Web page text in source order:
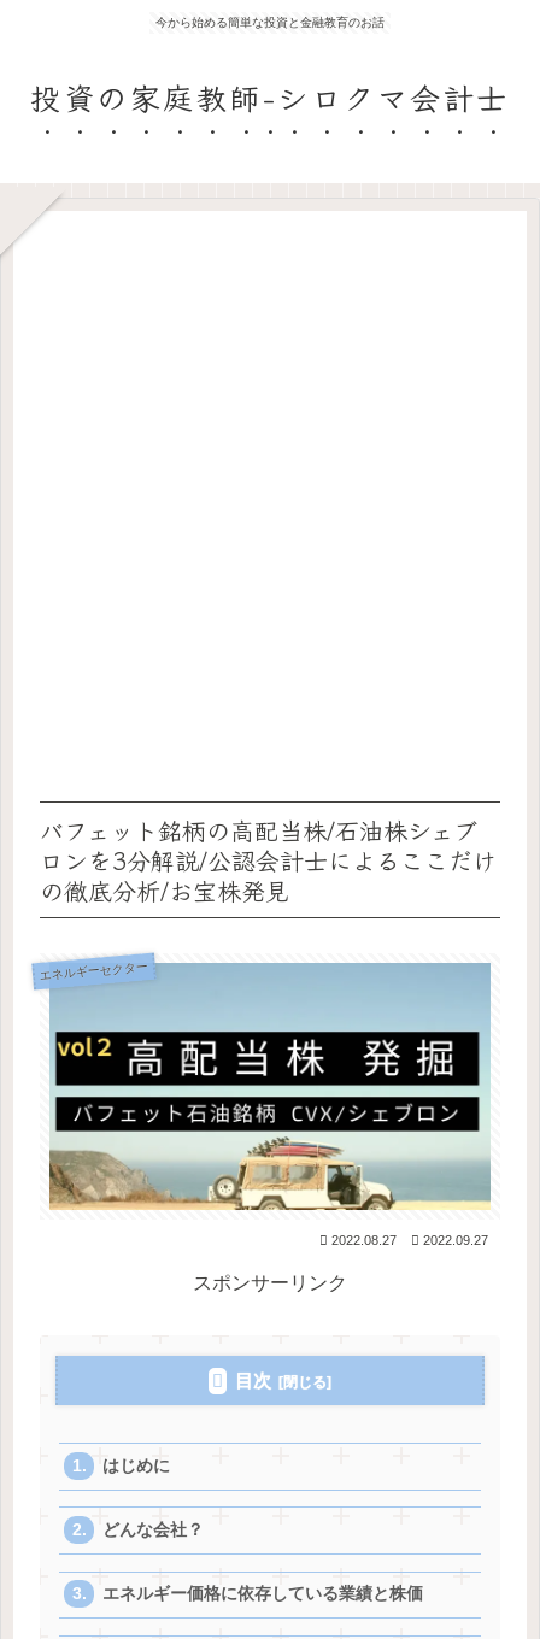
今から始める簡単な投資と金融教育のお話
投資の家庭教師-シロクマ会計士
バフェット銘柄の高配当株/石油株シェブ
ロンを3分解説/公認会計士によるここだけ
の徹底分析/お宝株発見
エネルギーセクター
2022.08.27 2022.09.27
スポンサーリンク
目次
はじめに
どんな会社？
エネルギー価格に依存している業績と株価